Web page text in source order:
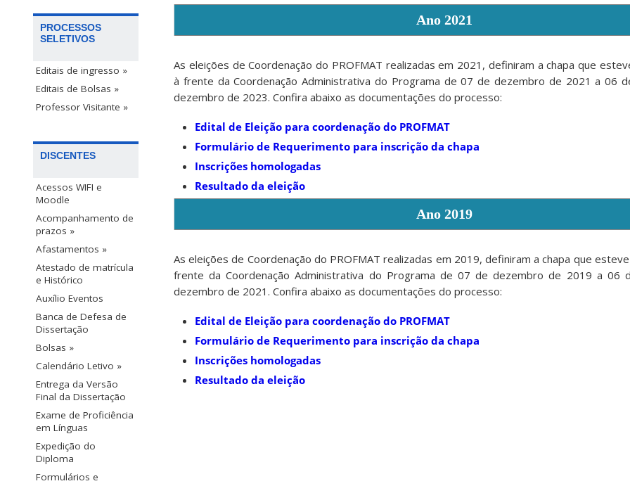
PROCESSOS
SELETIVOS
Editais de ingresso »
Editais de Bolsas »
Professor Visitante »
DISCENTES
Acessos WIFI e
Moodle
Acompanhamento de
prazos »
Afastamentos »
Atestado de matrícula
e Histórico
Auxílio Eventos
Banca de Defesa de
Dissertação
Bolsas »
Calendário Letivo »
Entrega da Versão
Final da Dissertação
Exame de Proficiência
em Línguas
Expedição do
Diploma
Formulários e
Ano 2021
As eleições de Coordenação do PROFMAT realizadas em 2021, definiram a chapa que
à frente da Coordenação Administrativa do Programa de 07 de dezembro de 2021 a 06
dezembro de 2023. Confira abaixo as documentações do processo:
Edital de Eleição para coordenação do PROFMAT
Formulário de Requerimento para inscrição da chapa
Inscrições homologadas
Resultado da eleição
Ano 2019
As eleições de Coordenação do PROFMAT realizadas em 2019, definiram a chapa que
frente da Coordenação Administrativa do Programa de 07 de dezembro de 2019 a 06
dezembro de 2021. Confira abaixo as documentações do processo:
Edital de Eleição para coordenação do PROFMAT
Formulário de Requerimento para inscrição da chapa
Inscrições homologadas
Resultado da eleição